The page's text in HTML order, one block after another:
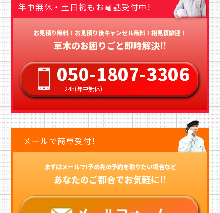
年中無休・土日祝もお電話受付中!
お見積り無料！お見積り後キャンセル無料！相見積歓迎！
草木のお困りごと即時解決!!
050-1807-3306
24h(年中無休)
メールで簡単受付!
まずはメールで!予め先の予約を取りたい場合など
あなたのご都合でお気軽に!!